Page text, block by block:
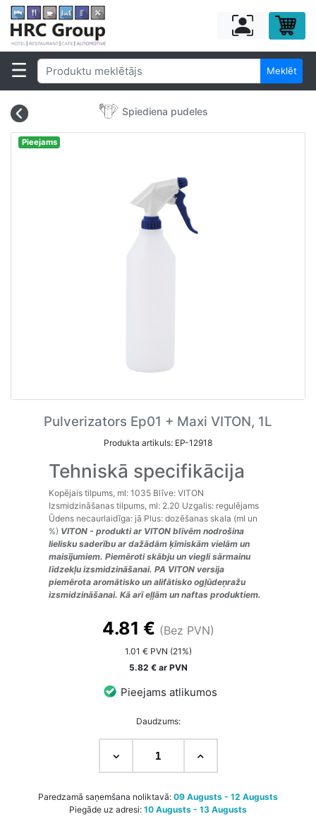
Meklēt
Spiediena pudeles
Pieejams
Pulverizators Ep01 + Maxi VITON, 1L
Produkta artikuls: EP-12918
Tehniskā specifikācija
Kopējais tilpums, ml: 1035 Blīve: VITON
Izsmidzināšanas tilpums, ml: 2.20 Uzgalis: regulējams
Ūdens necaurlaidīga: jā Plus: dozēšanas skala (ml un
%) VITON - produkti ar VITON blīvēm nodrošina
lielisku saderību ar dažādām ķīmiskām vielām un
maisījumiem. Piemēroti skābju un viegli sārmainu
līdzekļu izsmidzināšanai. PA VITON versija
piemērota aromātisko un alifātisko ogļūdeņražu
izsmidzināšanai. Kā arī eļļām un naftas produktiem.
4.81 € (Bez PVN)
1.01 € PVN (21%)
5.82 € ar PVN
Pieejams atlikumos
Daudzums:
Paredzamā saņemšana noliktavā: 09 Augusts - 12 Augusts
Piegāde uz adresi: 10 Augusts - 13 Augusts